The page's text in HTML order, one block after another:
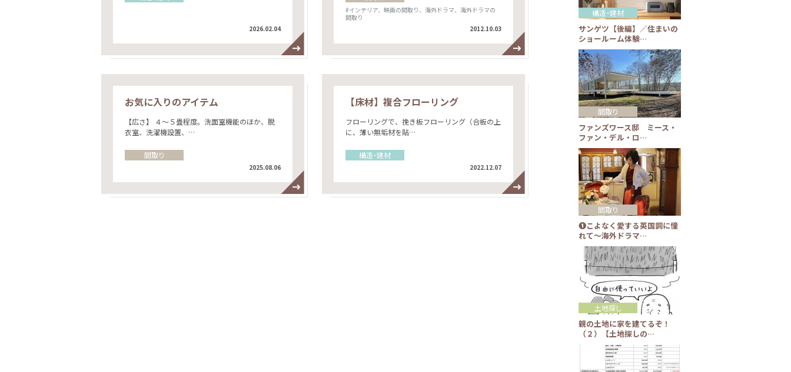
2026.02.04
#インテリア、映画の間取り、海外ドラマ、海外ドラマの
間取り
2012.10.03
お気に入りのアイテム
【広さ】 ４～５畳程度。洗面室機能のほか、脱
衣室、洗濯機設置、…
間取り
2025.08.06
【床材】複合フローリング
フローリングで、挽き板フローリング（合板の上
に、薄い無垢材を貼…
構造・建材
2022.12.07
サンゲツ【後編】／住まいの
ショールーム体験…
構造・建材
ファンズワース邸 ミース・
ファン・デル・ロ…
間取り
❶こよなく愛する英国調に憧
れて～海外ドラマ…
間取り
親の土地に家を建てるぞ！
（２）【土地探しの…
土地探し